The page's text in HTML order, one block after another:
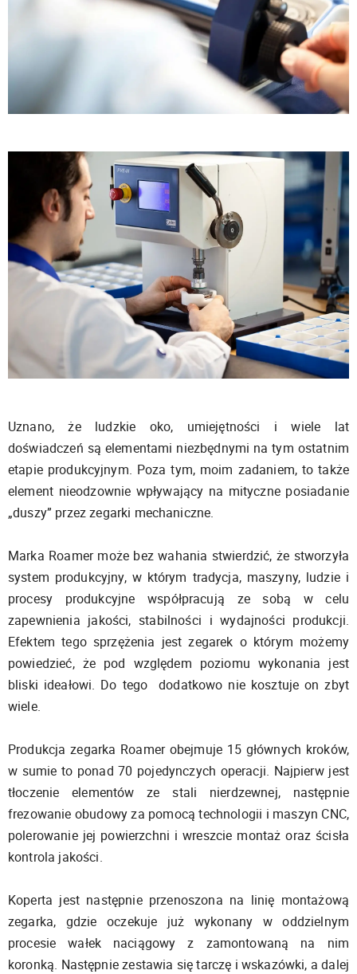
Uznano, że ludzkie oko, umiejętności i wiele lat
doświadczeń są elementami niezbędnymi na tym ostatnim
etapie produkcyjnym. Poza tym, moim zadaniem, to także
element nieodzownie wpływający na mityczne posiadanie
„duszy” przez zegarki mechaniczne.
Marka Roamer może bez wahania stwierdzić, że stworzyła
system produkcyjny, w którym tradycja, maszyny, ludzie i
procesy produkcyjne współpracują ze sobą w celu
zapewnienia jakości, stabilności i wydajności produkcji.
Efektem tego sprzężenia jest zegarek o którym możemy
powiedzieć, że pod względem poziomu wykonania jest
bliski ideałowi. Do tego dodatkowo nie kosztuje on zbyt
wiele.
Produkcja zegarka Roamer obejmuje 15 głównych kroków,
w sumie to ponad 70 pojedynczych operacji. Najpierw jest
tłoczenie elementów ze stali nierdzewnej, następnie
frezowanie obudowy za pomocą technologii i maszyn CNC,
polerowanie jej powierzchni i wreszcie montaż oraz ścisła
kontrola jakości.
Koperta jest następnie przenoszona na linię montażową
zegarka, gdzie oczekuje już wykonany w oddzielnym
procesie wałek naciągowy z zamontowaną na nim
koronką. Następnie zestawia się tarczę i wskazówki, a dalej